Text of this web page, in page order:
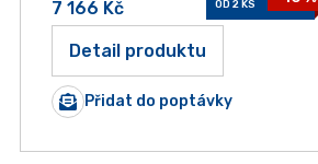
7 166 Kč
OD 2 KS
Detail produktu
Přidat do poptávky